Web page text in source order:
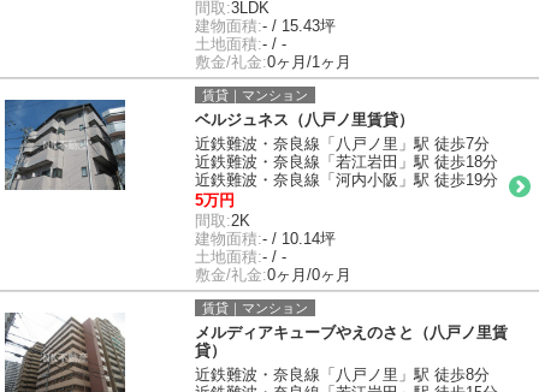
間取:3LDK
建物面積:- / 15.43坪
土地面積:- / -
敷金/礼金:0ヶ月/1ヶ月
賃貸｜マンション
ベルジュネス（八戸ノ里賃貸）
近鉄難波・奈良線「八戸ノ里」駅 徒歩7分
近鉄難波・奈良線「若江岩田」駅 徒歩18分
近鉄難波・奈良線「河内小阪」駅 徒歩19分
5万円
間取:2K
建物面積:- / 10.14坪
土地面積:- / -
敷金/礼金:0ヶ月/0ヶ月
賃貸｜マンション
メルディアキューブやえのさと（八戸ノ里賃
貸）
近鉄難波・奈良線「八戸ノ里」駅 徒歩8分